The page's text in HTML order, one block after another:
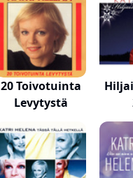
20 Toivotuinta
Levytystä